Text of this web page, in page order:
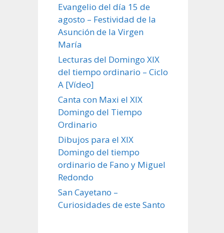
Evangelio del día 15 de
agosto – Festividad de la
Asunción de la Virgen
María
Lecturas del Domingo XIX
del tiempo ordinario – Ciclo
A [Vídeo]
Canta con Maxi el XIX
Domingo del Tiempo
Ordinario
Dibujos para el XIX
Domingo del tiempo
ordinario de Fano y Miguel
Redondo
San Cayetano –
Curiosidades de este Santo